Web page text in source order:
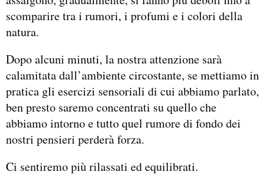
scomparire tra i rumori, i profumi e i colori della
natura.
Dopo alcuni minuti, la nostra attenzione sarà
calamitata dall’ambiente circostante, se mettiamo in
pratica gli esercizi sensoriali di cui abbiamo parlato,
ben presto saremo concentrati su quello che
abbiamo intorno e tutto quel rumore di fondo dei
nostri pensieri perderà forza.
Ci sentiremo più rilassati ed equilibrati.